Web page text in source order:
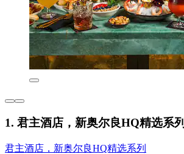
1. 君主酒店，新奥尔良HQ精选系列
君主酒店，新奥尔良HQ精选系列